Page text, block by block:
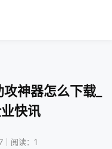
神器怎么下载_
快讯
阅读：1